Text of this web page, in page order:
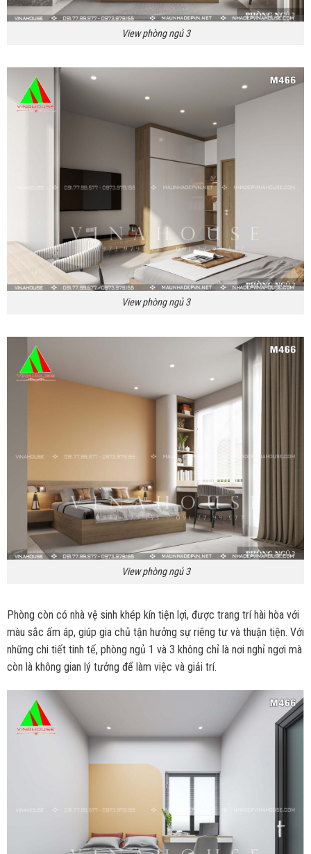
View phòng ngủ 3
View phòng ngủ 3
View phòng ngủ 3
Phòng còn có nhà vệ sinh khép kín tiện lợi, được trang trí hài hòa với
màu sắc ấm áp, giúp gia chủ tận hưởng sự riêng tư và thuận tiện. Với
những chi tiết tinh tế, phòng ngủ 1 và 3 không chỉ là nơi nghỉ ngơi mà
còn là không gian lý tưởng để làm việc và giải trí.